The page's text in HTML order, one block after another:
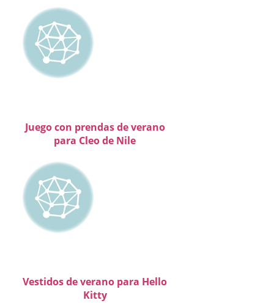
Juego con prendas de verano
para Cleo de Nile
Vestidos de verano para Hello
Kitty